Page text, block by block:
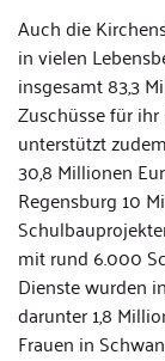
Auch die
in vielen
insgesamt 83,3
Zuschüsse für
unterstützt
30,8 Millionen
Regensburg 10
mit rund 6.000
Dienste wurden
darunter 1,8
Frauen in